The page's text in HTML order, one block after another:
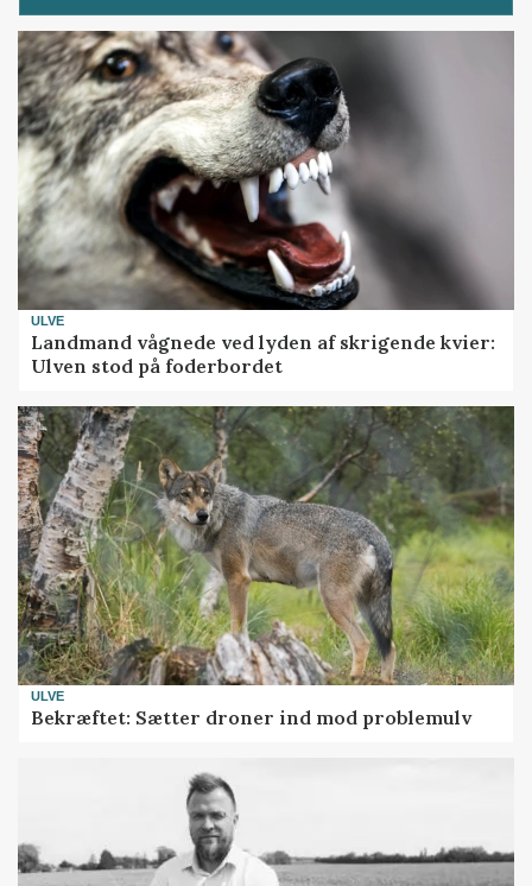
ULVE
Landmand vågnede ved lyden af skrigende kvier:
Ulven stod på foderbordet
ULVE
Bekræftet: Sætter droner ind mod problemulv